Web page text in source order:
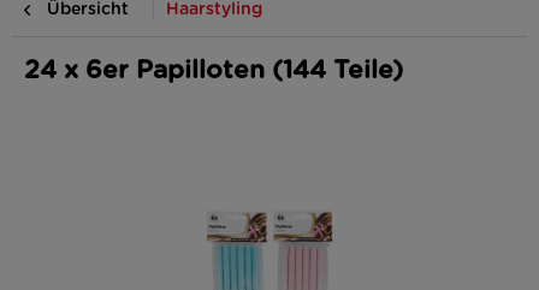
Übersicht Haarstyling
24 x 6er Papilloten (144 Teile)